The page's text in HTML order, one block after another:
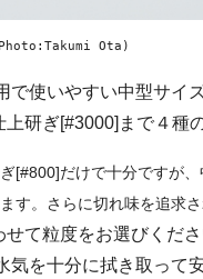
Photo:Takumi Ota)
で使いやすい中型サイ
研ぎ[#3000]まで４種
[#800]だけで十分ですが、
す。さらに切れ味を追求さ
せて粒度をお選びくだ
気を十分に拭き取って